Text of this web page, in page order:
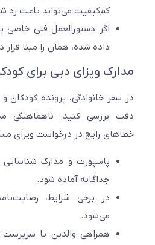
کم‌کیفیت می‌تواند باعث رد شدن
اگر دستورالعمل فنی خاصی برای
داده شده، همان را مبنا قرار دهید.
ویزای دبی برای کودکان و
خانوادگی، پرونده کودکان و همراهان
بررسی کنید. ناهماهنگی مدارک
رایج در درخواست ویزای مسافرتی
پاسپورت و مدارک شناسایی هر
جداگانه آماده شود.
در برخی شرایط، رضایت‌نامه برای
همراهی والدین یا سرپرست قانونی